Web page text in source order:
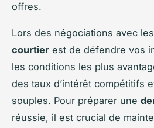
offres.
Lors des négociations avec
courtier est de défendre vos
les conditions les plus
des taux d’intérêt compétitifs
souples. Pour préparer une
réussie, il est crucial de